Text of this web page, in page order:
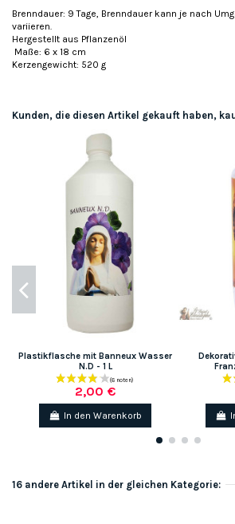
Brenndauer: 9 Tage, Brenndauer kann je nach
variieren.
Hergestellt aus Pflanzenöl
Maße: 6 x 18 cm
Kerzengewicht: 520 g
Kunden, die diesen Artikel gekauft haben,
Plastikflasche mit Banneux Wasser
N.D - 1 L
2,00 €
In den Warenkorb
16 andere Artikel in der gleichen Kategorie: